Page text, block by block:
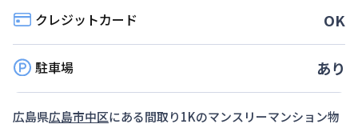
クレジットカード OK
駐車場 あり
広島県広島市中区にある間取り1Kのマンスリーマンション物